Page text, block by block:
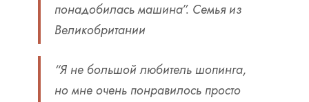
понадобилась машина”. Семья из
Великобритании
“Я не большой любитель шопинга,
но мне очень понравилось просто